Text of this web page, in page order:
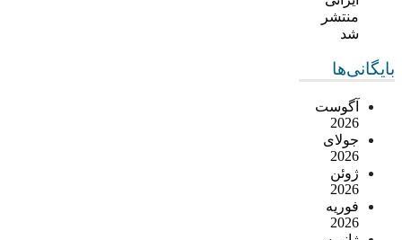
منتشر
شد
بایگانی‌ها
آگوست
2026
جولای
2026
ژوئن
2026
فوریه
2026